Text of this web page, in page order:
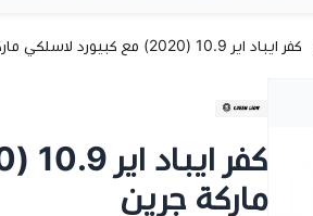
كفر ايباد اير 10.9 (2020) مع كبيورد لاسلكي ماركة جرين
ماركة جرين